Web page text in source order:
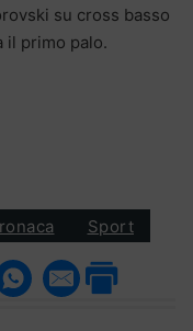
su cross basso
il primo palo.
Sport